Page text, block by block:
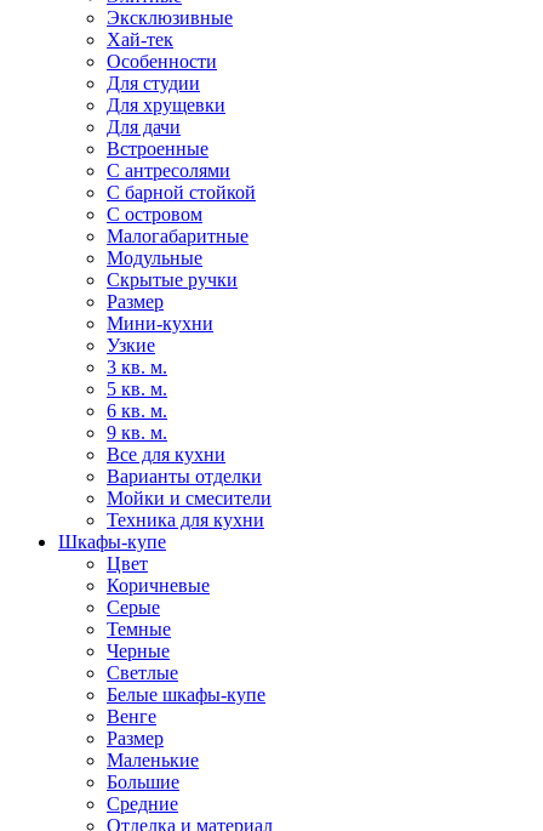
Эксклюзивные
Хай-тек
Особенности
Для студии
Для хрущевки
Для дачи
Встроенные
С антресолями
С барной стойкой
С островом
Малогабаритные
Модульные
Скрытые ручки
Размер
Мини-кухни
Узкие
3 кв. м.
5 кв. м.
6 кв. м.
9 кв. м.
Все для кухни
Варианты отделки
Мойки и смесители
Техника для кухни
Шкафы-купе
Цвет
Коричневые
Серые
Темные
Черные
Светлые
Белые шкафы-купе
Венге
Размер
Маленькие
Большие
Средние
Отделка и материал